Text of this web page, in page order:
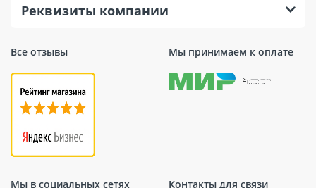
Все отзывы Мы принимаем к оплате
Мы в социальных сетях Контакты для связи
Реквизиты компании